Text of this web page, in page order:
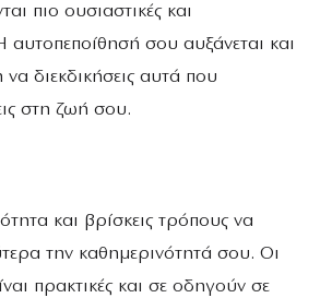
πιο ουσιαστικές και
αυτοπεποίθησή σου αυξάνεται και
να διεκδικήσεις αυτά που
στη ζωή σου.
και βρίσκεις τρόπους να
την καθημερινότητά σου. Οι
πρακτικές και σε οδηγούν σε